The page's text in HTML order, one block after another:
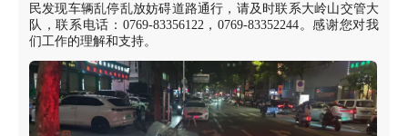
民发现车辆乱停乱放妨碍道路通行，请及时联系大岭山交管大
队，联系电话：0769-83356122，0769-83352244。感谢您对我
们工作的理解和支持。